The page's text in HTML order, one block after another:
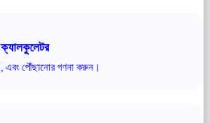
এবং পৌঁছানোর গণনা করুন।